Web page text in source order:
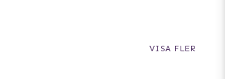
VISA FLER